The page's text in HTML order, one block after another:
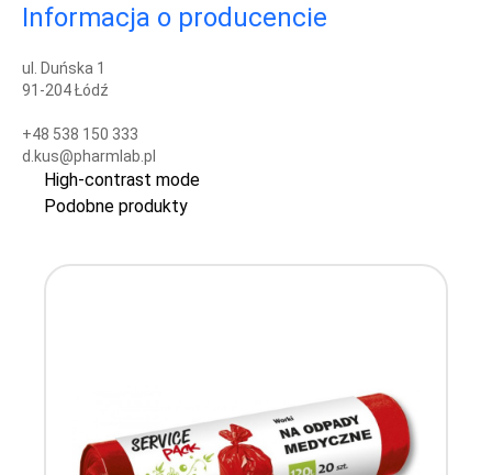
Informacja o producencie
ul. Duńska 1
91-204 Łódź
+48 538 150 333
d.kus@pharmlab.pl
High-contrast mode
Podobne produkty